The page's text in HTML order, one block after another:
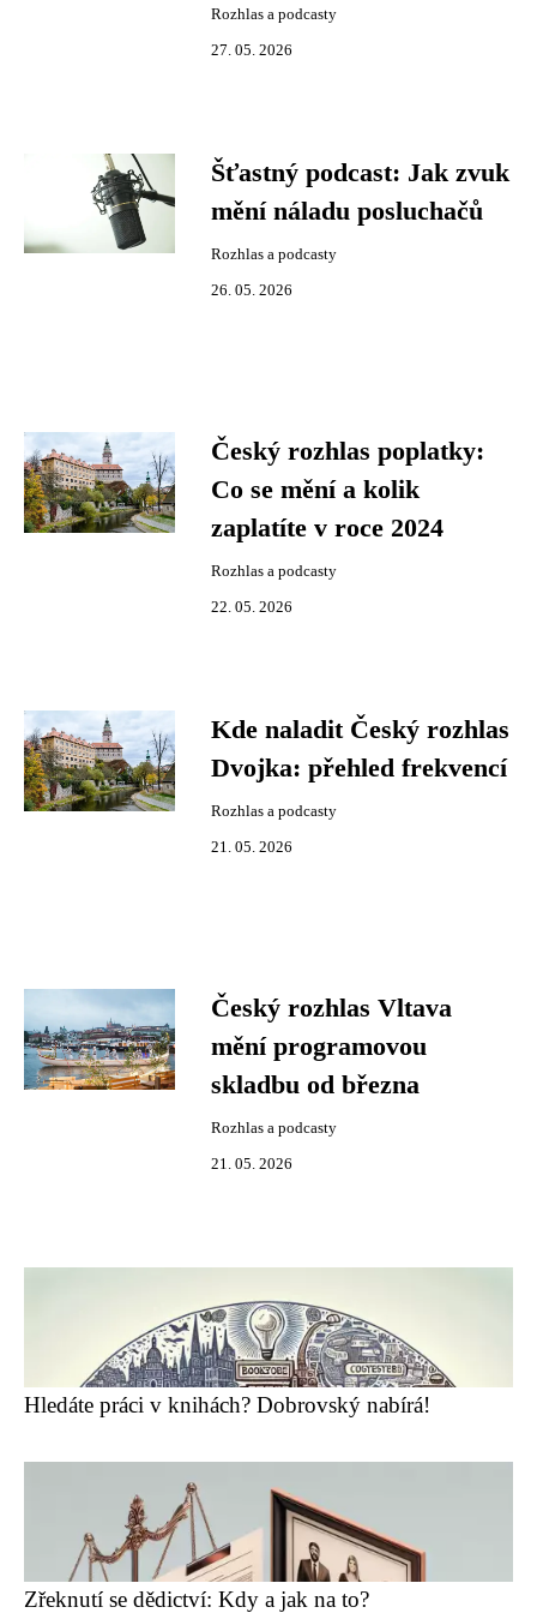
Rozhlas a podcasty
27. 05. 2026
Šťastný podcast: Jak zvuk
mění náladu posluchačů
Rozhlas a podcasty
26. 05. 2026
Český rozhlas poplatky:
Co se mění a kolik
zaplatíte v roce 2024
Rozhlas a podcasty
22. 05. 2026
Kde naladit Český rozhlas
Dvojka: přehled frekvencí
Rozhlas a podcasty
21. 05. 2026
Český rozhlas Vltava
mění programovou
skladbu od března
Rozhlas a podcasty
21. 05. 2026
Hledáte práci v knihách? Dobrovský nabírá!
Zřeknutí se dědictví: Kdy a jak na to?